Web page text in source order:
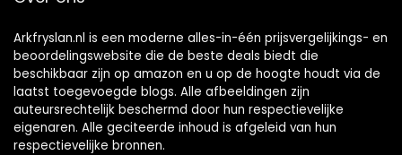
Arkfryslan.nl is een moderne alles-in-één prijsvergelijkings- en
beoordelingswebsite die de beste deals biedt die
beschikbaar zijn op amazon en u op de hoogte houdt via de
laatst toegevoegde blogs. Alle afbeeldingen zijn
auteursrechtelijk beschermd door hun respectievelijke
eigenaren. Alle geciteerde inhoud is afgeleid van hun
respectievelijke bronnen.